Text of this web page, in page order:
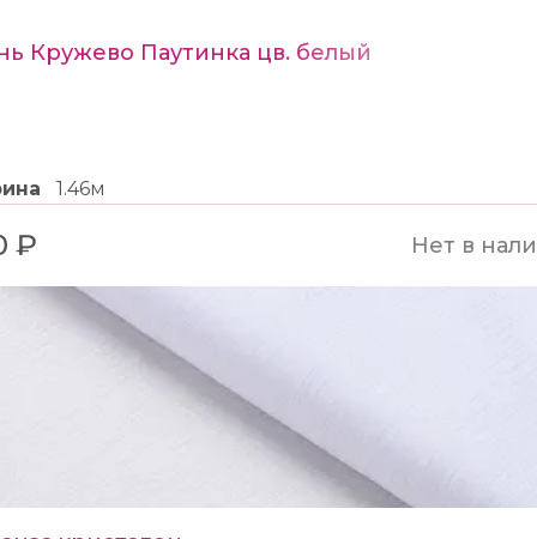
Кружево Паутинка цв. белый
1.46м
₽ Нет в